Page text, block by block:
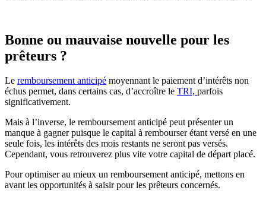
Bonne ou mauvaise nouvelle pour les
prêteurs ?
Le remboursement anticipé moyennant le paiement d’intérêts non
échus permet, dans certains cas, d’accroître le TRI, parfois
significativement.
Mais à l’inverse, le remboursement anticipé peut présenter un
manque à gagner puisque le capital à rembourser étant versé en une
seule fois, les intérêts des mois restants ne seront pas versés.
Cependant, vous retrouverez plus vite votre capital de départ placé.
Pour optimiser au mieux un remboursement anticipé, mettons en
avant les opportunités à saisir pour les prêteurs concernés.